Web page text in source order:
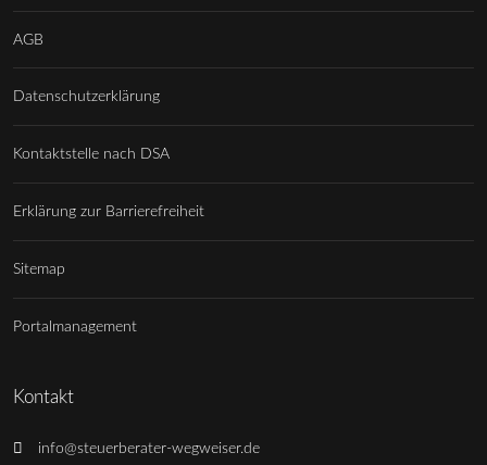
AGB
Datenschutzerklärung
Kontaktstelle nach DSA
Erklärung zur Barrierefreiheit
Sitemap
Portalmanagement
Kontakt
info@steuerberater-wegweiser.de